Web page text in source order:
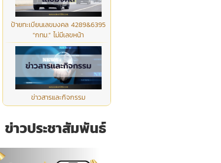
ป้ายทะเบียนเลขมงคล 4289&6395
“กทม.” ไม่มีเลขหน้า
ข่าวสารและกิจกรรม
ข่าวประชาสัมพันธ์